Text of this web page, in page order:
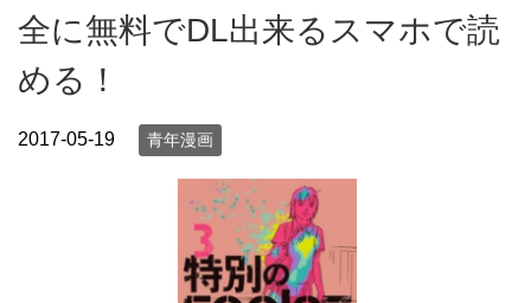
全に無料でDL出来るスマホで読
める！
2017-05-19 青年漫画